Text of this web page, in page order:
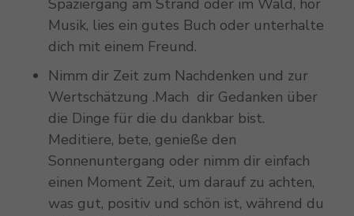
Spaziergang am Strand oder im Wald, hör
Musik, lies ein gutes Buch oder unterhalte
dich mit einem Freund.
Nimm dir Zeit zum Nachdenken und zur
Wertschätzung .Mach dir Gedanken über
die Dinge für die du dankbar bist.
Meditiere, bete, genieße den
Sonnenuntergang oder nimm dir einfach
einen Moment Zeit, um darauf zu achten,
was gut, positiv und schön ist, während du